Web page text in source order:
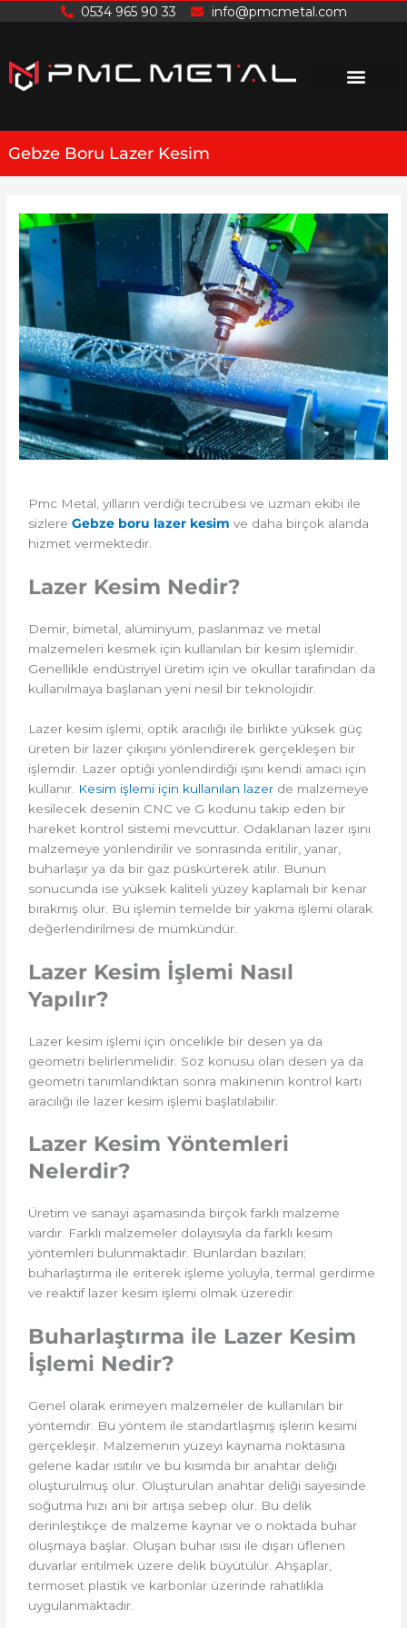
0534 965 90 33 info@pmcmetal.com
Gebze Boru Lazer Kesim
Pmc Metal, yılların verdiği tecrübesi ve uzman ekibi ile
sizlereGebze boru lazer kesim ve daha birçok alanda
hizmet vermektedir.
Lazer Kesim Nedir?
Demir, bimetal, alüminyum, paslanmaz ve metal
malzemeleri kesmek için kullanılan bir kesim işlemidir.
Genellikle endüstriyel üretim için ve okullar tarafından da
kullanılmaya başlanan yeni nesil bir teknolojidir.
Lazer kesim işlemi, optik aracılığı ile birlikte yüksek güç
üreten bir lazer çıkışını yönlendirerek gerçekleşen bir
işlemdir. Lazer optiği yönlendirdiği ışını kendi amacı için
kullanır. Kesim işlemi için kullanılan lazer de malzemeye
kesilecek desenin CNC ve G kodunu takip eden bir
hareket kontrol sistemi mevcuttur. Odaklanan lazer ışını
malzemeye yönlendirilir ve sonrasında eritilir, yanar,
buharlaşır ya da bir gaz püskürterek atılır. Bunun
sonucunda ise yüksek kaliteli yüzey kaplamalı bir kenar
bırakmış olur. Bu işlemin temelde bir yakma işlemi olarak
değerlendirilmesi de mümkündür.
Lazer Kesim İşlemi Nasıl
Yapılır?
Lazer kesim işlemi için öncelikle bir desen ya da
geometri belirlenmelidir. Söz konusu olan desen ya da
geometri tanımlandıktan sonra makinenin kontrol kartı
aracılığı ile lazer kesim işlemi başlatılabilir.
Lazer Kesim Yöntemleri
Nelerdir?
Üretim ve sanayi aşamasında birçok farklı malzeme
vardır. Farklı malzemeler dolayısıyla da farklı kesim
yöntemleri bulunmaktadır. Bunlardan bazıları;
buharlaştırma ile eriterek işleme yoluyla, termal gerdirme
ve reaktif lazer kesim işlemi olmak üzeredir.
Buharlaştırma ile Lazer Kesim
İşlemi Nedir?
Genel olarak erimeyen malzemeler de kullanılan bir
yöntemdir. Bu yöntem ile standartlaşmış işlerin kesimi
gerçekleşir. Malzemenin yüzeyi kaynama noktasına
gelene kadar ısıtılır ve bu kısımda bir anahtar deliği
oluşturulmuş olur. Oluşturulan anahtar deliği sayesinde
soğutma hızı ani bir artışa sebep olur. Bu delik
derinleştikçe de malzeme kaynar ve o noktada buhar
oluşmaya başlar. Oluşan buhar ısısı ile dışarı üflenen
duvarlar eritilmek üzere delik büyütülür. Ahşaplar,
termoset plastik ve karbonlar üzerinde rahatlıkla
uygulanmaktadır.